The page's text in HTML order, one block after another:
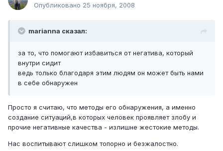
Опубликовано 25 ноября, 2008
marianna сказал:
за то, что помогают избавиться от негатива, который
внутри сидит
ведь только благодаря этим людям он может быть нами
в себе обнаружен
Просто я считаю, что методы его обнаружения, а именно
создание ситуаций,в которых человек проявляет злобу и
прочие негативные качества - излишне жестокие методы.
Нас воспитывают слишком топорно и безжалостно.